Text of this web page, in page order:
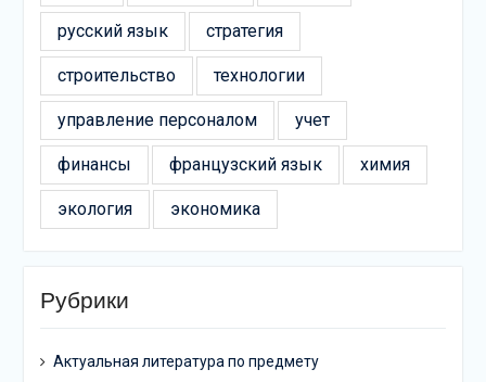
русский язык стратегия
строительство технологии
управление персоналом учет
финансы французский язык химия
экология экономика
Рубрики
Актуальная литература по предмету